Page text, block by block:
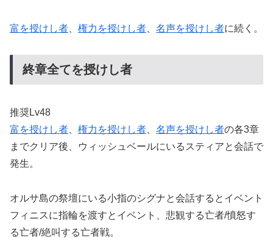
富を授けし者 権力を授けし者 名声を授けし者に続く。
終章全てを授けし者
推奨Lv48
富を授けし者
権力を授けし者 名声を授けし者の各3章
までクリア後、ウィッシュベールにいるスティアと会話で
発生。
オルサ島の祭壇にいる小指のシグナと会話するとイベント
フィニスに指輪を渡すとイベント、悲観する亡者/憤怒す
る亡者/絶叫する亡者戦。